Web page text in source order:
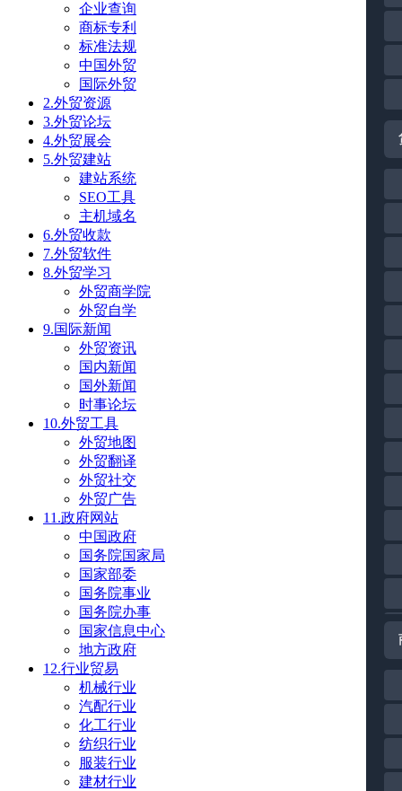
企业查询
商标专利
标准法规
中国外贸
国际外贸
2.外贸资源
3.外贸论坛
4.外贸展会
5.外贸建站
建站系统
SEO工具
主机域名
6.外贸收款
7.外贸软件
8.外贸学习
外贸商学院
外贸自学
9.国际新闻
外贸资讯
国内新闻
国外新闻
时事论坛
10.外贸工具
外贸地图
外贸翻译
外贸社交
外贸广告
11.政府网站
中国政府
国务院国家局
国家部委
国务院事业
国务院办事
国家信息中心
地方政府
12.行业贸易
机械行业
汽配行业
化工行业
纺织行业
服装行业
建材行业